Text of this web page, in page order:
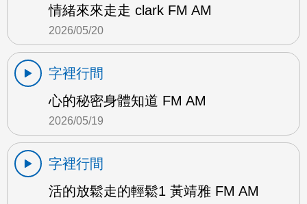
情緒來來走走 clark FM AM
2026/05/20
字裡行間
心的秘密身體知道 FM AM
2026/05/19
字裡行間
活的放鬆走的輕鬆1 黃靖雅 FM AM